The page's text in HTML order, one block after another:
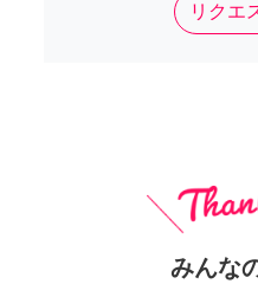
リクエ
みんな